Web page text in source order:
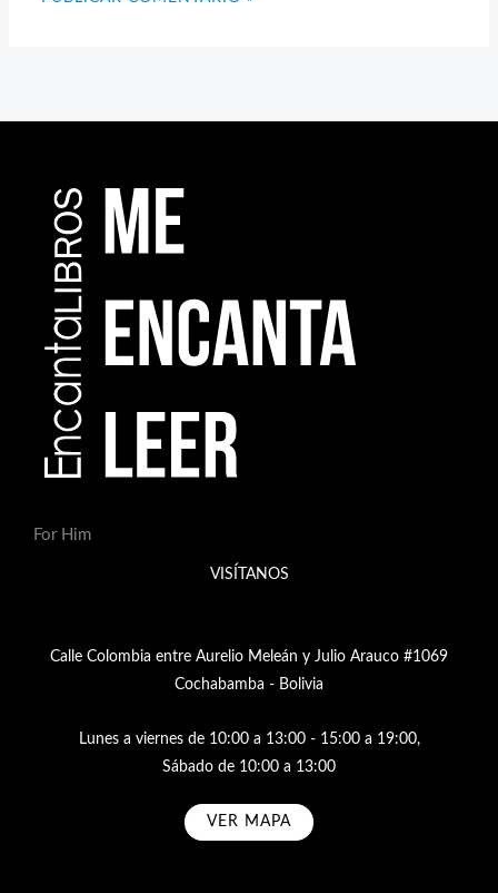
For Him
VISÍTANOS
Calle Colombia entre Aurelio Meleán y Julio Arauco #1069
Cochabamba - Bolivia
Lunes a viernes de 10:00 a 13:00 - 15:00 a 19:00,
Sábado de 10:00 a 13:00
VER MAPA